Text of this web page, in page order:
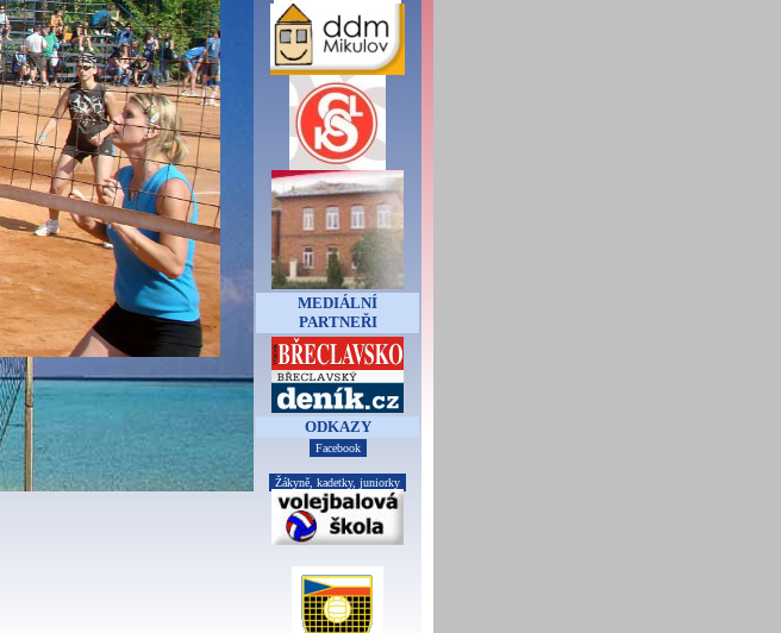
MEDIÁLNÍ
PARTNEŘI
ODKAZY
Facebook
Žákyně, kadetky, juniorky